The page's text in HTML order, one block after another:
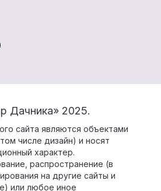
Дачника» 2025.
сайта являются объектами
числе дизайн) и носят
характер.
распространение (в
на другие сайты и
или любое иное